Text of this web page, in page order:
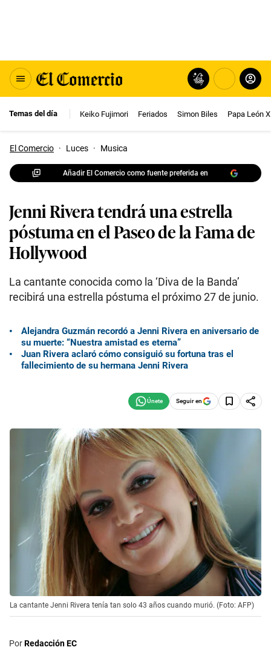
Temas del día Keiko Fujimori Feriados Simon Biles Papa León
El Comercio · Luces · Musica
Añadir El Comercio como fuente preferida en
Jenni Rivera tendrá una estrella
póstuma en el Paseo de la Fama de
Hollywood
La cantante conocida como la ‘Diva de la Banda’
recibirá una estrella póstuma el próximo 27 de junio.
Alejandra Guzmán recordó a Jenni Rivera en aniversario de
su muerte: “Nuestra amistad es eterna”
Juan Rivera aclaró cómo consiguió su fortuna tras el
fallecimiento de su hermana Jenni Rivera
Seguir en
La cantante Jenni Rivera tenía tan solo 43 años cuando murió. (Foto: AFP)
PorRedacción EC